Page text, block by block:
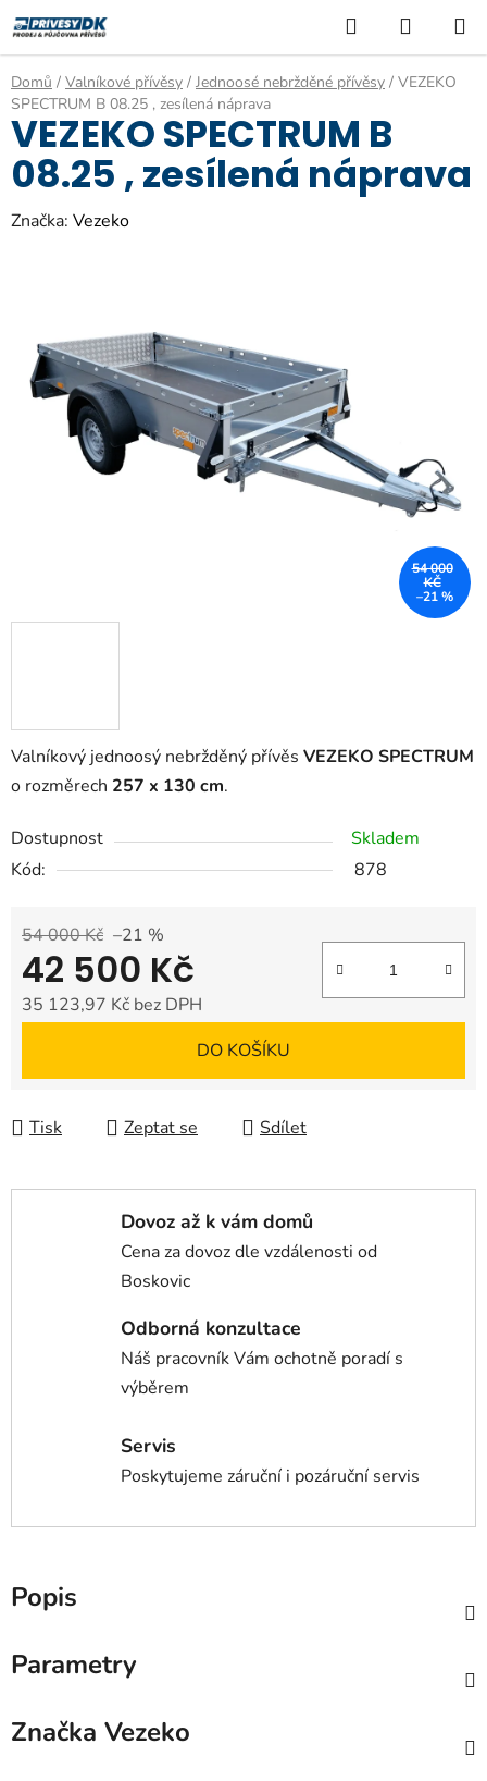
na
obsah
Hledat
KOŠÍK
Domů / Valníkové přívěsy / Jednoosé nebržděné přívěsy / VEZEKO
SPECTRUM B 08.25 , zesílená náprava
Valníkový jednoosý nebržděný přívěs VEZEKO SPECTRUM
o rozměrech 257 x 130 cm.
Dostupnost
Skladem
Kód:
878
54 000 Kč –21 %
42 500 Kč
35 123,97 Kč bez DPH
DO KOŠÍKU
Tisk Zeptat se Sdílet
VEZEKO SPECTRUM B
08.25 , zesílená náprava
Značka: Vezeko
54 000
KČ
–21 %
Dovoz až k vám domů
Cena za dovoz dle vzdálenosti od
Boskovic
Odborná konzultace
Náš pracovník Vám ochotně poradí s
výběrem
Servis
Poskytujeme záruční i pozáruční servis
Popis
Parametry
Značka Vezeko